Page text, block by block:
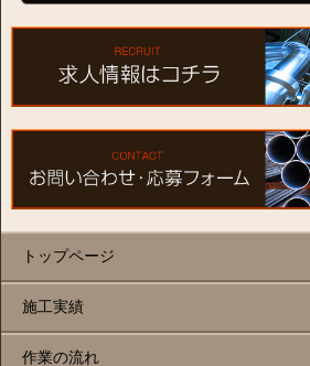
トップページ
施工実績
作業の流れ